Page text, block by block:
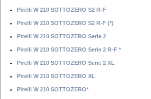
Pirelli W 210 SOTTOZERO S2 R-F
Pirelli W 210 SOTTOZERO S2 R-F (*)
Pirelli W 210 SOTTOZERO Serie 2
Pirelli W 210 SOTTOZERO Serie 2 R-F *
Pirelli W 210 SOTTOZERO Serie 2 XL
Pirelli W 210 SOTTOZERO XL
Pirelli W 210 SOTTOZERO*